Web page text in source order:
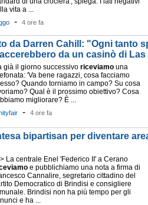
vita a ...
- 4 ore fa
da Darren Cahill: "Ogni tanto
da un casinò di Las
già il giorno successivo riceviamo una
'Va bene ragazzi, cosa facciamo
Quando torniamo in campo? Su cosa
Qual è il prossimo obiettivo? Cosa
migliorare? È ...
- 4 ore fa
bipartisan per diventare
La centrale Enel 'Federico II' a Cerano
e pubblichiamo una nota a firma di
Cannalire, segretario cittadino del
Democratico di Brindisi e consigliere
Brindisi non ha più tempo per gli
e ha ...